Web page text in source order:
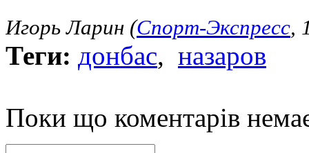
Игорь Ларин (Спорт-Экспресс,
Теги: донбас, назаров
Поки що коментарів